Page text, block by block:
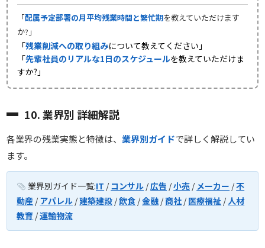
「配属予定部署の月平均残業時間と繁忙期を教えていただけます
か?」
「残業削減への取り組みについて教えてください」
「先輩社員のリアルな1日のスケジュールを教えていただけま
すか?」
10. 業界別 詳細解説
各業界の残業実態と特徴は、業界別ガイドで詳しく解説してい
ます。
業界別ガイド一覧:IT /コンサル /広告 /小売 /メーカー /不
動産 /アパレル /建築建設 /飲食 /金融 /商社 /医療福祉 /人材
教育 /運輸物流